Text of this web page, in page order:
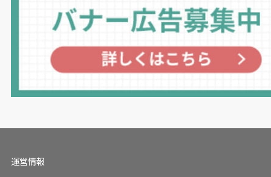
運営情報